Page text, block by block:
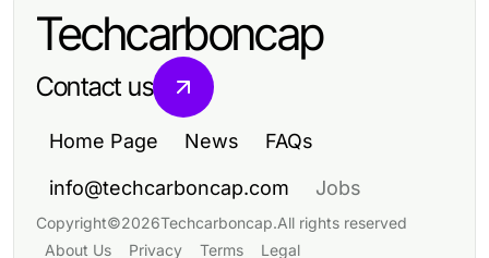
2026
Techcarboncap
Contact us
Home Page News FAQs
info@techcarboncap.com Jobs
Copyright©2026Techcarboncap.All rights reserved
About Us
Privacy Terms Legal